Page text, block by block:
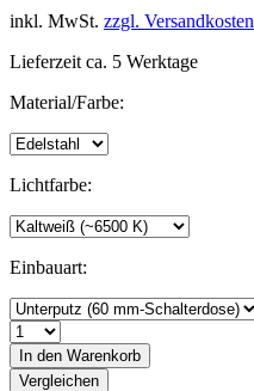
inkl. MwSt. zzgl. Versandkosten
Lieferzeit ca. 5 Werktage
Material/Farbe:
Lichtfarbe:
Einbauart:
In den Warenkorb
Vergleichen